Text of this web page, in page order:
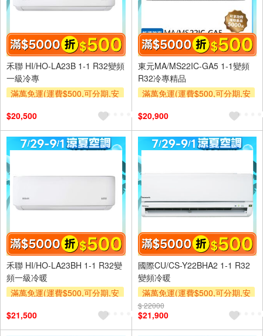
禾聯 HI/HO-LA23B 1-1 R32變頻
一級冷專
滿萬免運(運費$500,可分期,安
及使用6期以上分期0利率,需付
基本安裝運費)
滿額折$500
滿額贈券
$20,500
東元MA/MS22IC-GA5 1-1變頻
R32冷專精品
滿萬免運(運費$500,可分期,安
及使用6期以上分期0利率,需付
基本安裝運費)
滿額折$500
滿額贈券
$20,900
禾聯 HI/HO-LA23BH 1-1 R32變
頻一級冷暖
滿萬免運(運費$500,可分期,安
及使用6期以上分期0利率,需付
基本安裝運費)
$21,500
國際CU/CS-Y22BHA2 1-1 R32
變頻冷暖
滿萬免運(運費$500,可分期,安
裝跨區費另計,單品未滿1萬元
及使用6期以上分期0利率,需付
基本安裝運費)
$ 22000
$21,900